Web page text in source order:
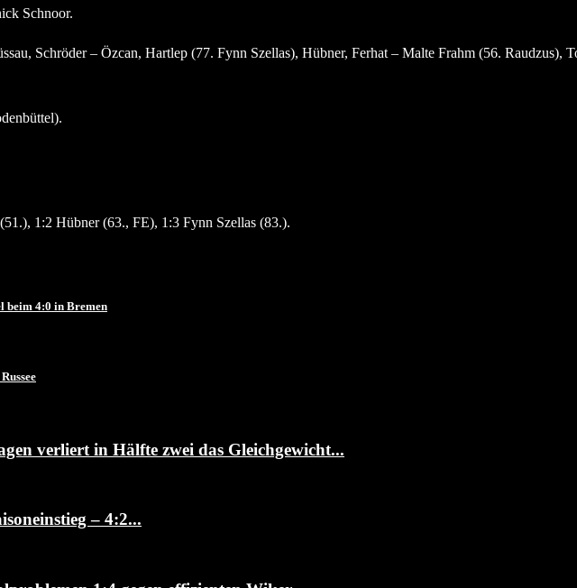
Schnoor.
Schröder – Özcan, Hartlep (77. Fynn Szellas), Hübner, Ferhat – Malte Frahm (56. Raudzus),
1:2 Hübner (63., FE), 1:3 Fynn Szellas (83.).
beim 4:0 in Bremen
verliert in Hälfte zwei das Gleichgewicht...
– 4:2...